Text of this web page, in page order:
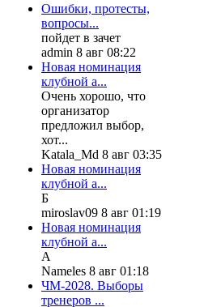
Ошибки, протесты,
вопросы...
пойдет в зачет
admin 8 авг 08:22
Новая номинация
клубной а...
Очень хорошо, что
организатор
предложил выбор,
хот...
Katala_Md 8 авг 03:35
Новая номинация
клубной а...
Б
miroslav09 8 авг 01:19
Новая номинация
клубной а...
А
Nameles 8 авг 01:18
ЧМ-2028. Выборы
тренеров ...